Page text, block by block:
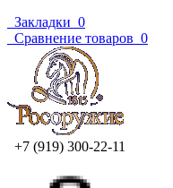
Закладки 0
Сравнение товаров 0
+7 (919) 300-22-11